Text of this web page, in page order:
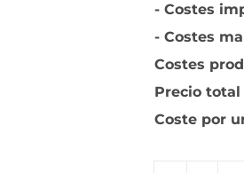
- Costes
- Costes
Costes
Precio total
Coste por